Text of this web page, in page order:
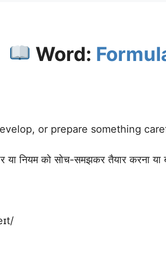
Word:
or prepare something
या नियम को सोच-समझकर तैयार करना या